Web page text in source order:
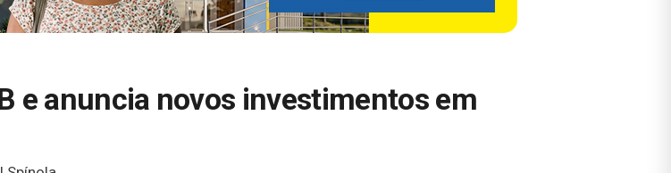
e anuncia novos investimentos em